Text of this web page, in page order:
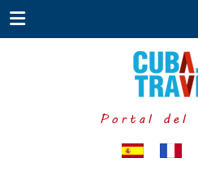
Portal del